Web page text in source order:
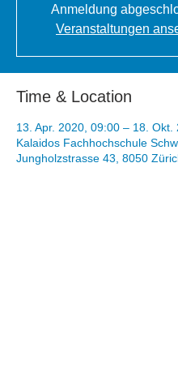
Anmeldung
Veranstaltungen
Time & Location
13. Apr. 2020, 09:00 – 18. Okt.
Kalaidos Fachhochschule
Jungholzstrasse 43, 8050